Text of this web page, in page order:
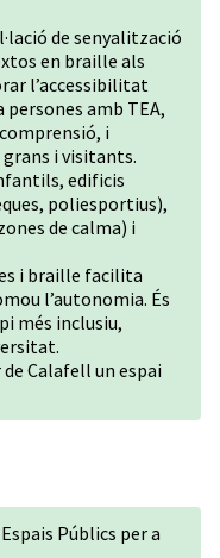
de senyalització
en braille als
l’accessibilitat
amb TEA,
i
i visitants.
edificis
poliesportius),
de calma) i
i braille facilita
l’autonomia. És
més inclusiu,
Calafell un espai
Públics per a